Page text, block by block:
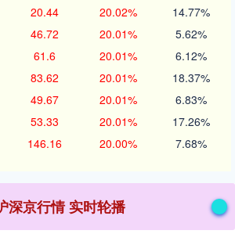
20.44 20.02% 14.77%
46.72 20.01% 5.62%
61.6 20.01% 6.12%
83.62 20.01% 18.37%
49.67 20.01% 6.83%
53.33 20.01% 17.26%
146.16 20.00% 7.68%
深京行情 实时轮播